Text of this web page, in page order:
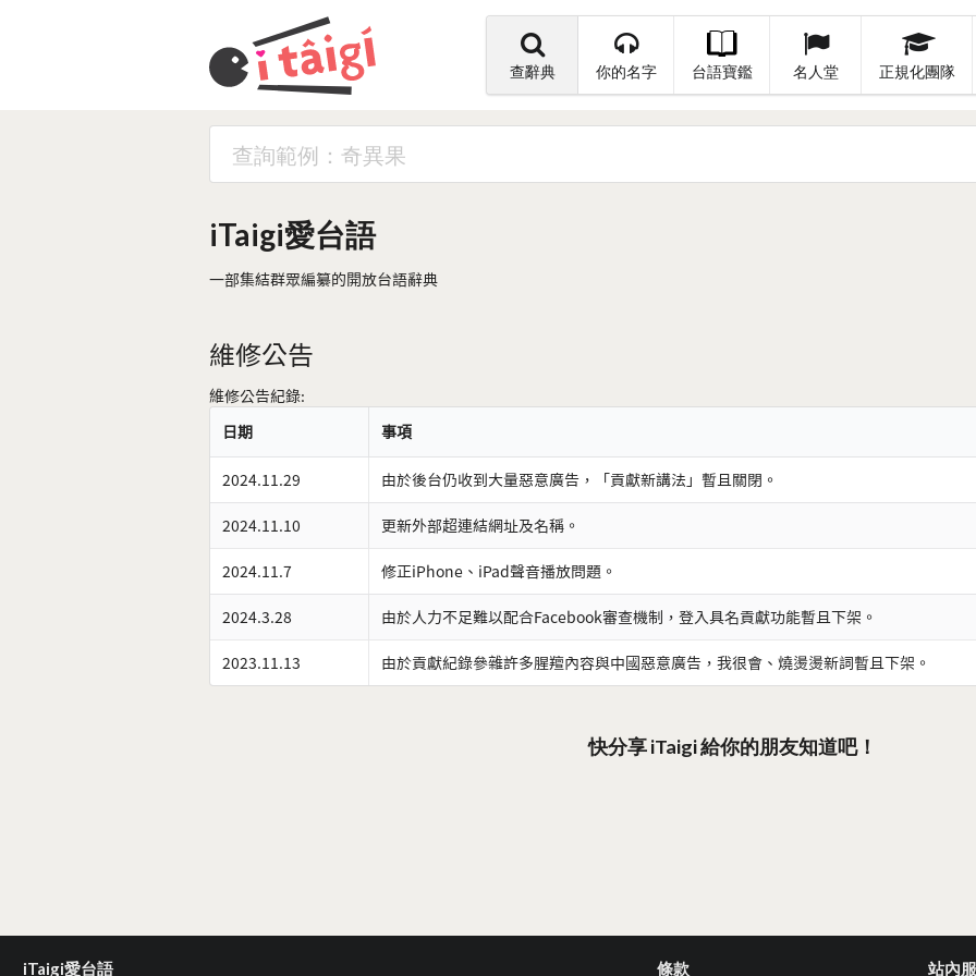
查辭典 你的名字 台語寶鑑 名人堂 正規化團隊
iTaigi愛台語
一部集結群眾編纂的開放台語辭典
維修公告
維修公告紀錄:
日期
事項
2024.11.29 由於後台仍收到大量惡意廣告，「貢獻新講法」暫且關閉。
2024.11.10 更新外部超連結網址及名稱。
2024.11.7 修正iPhone、iPad聲音播放問題。
2024.3.28 由於人力不足難以配合Facebook審查機制，登入具名貢獻功能暫且下架。
2023.11.13 由於貢獻紀錄參雜許多腥羶內容與中國惡意廣告，我很會、燒燙燙新詞暫且下架。
快分享 iTaigi 給你的朋友知道吧！
iTaigi愛台語 條款 站內